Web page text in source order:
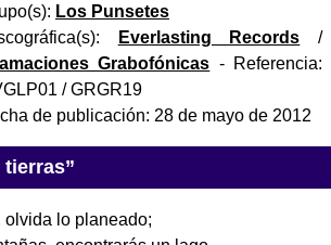
Los Punsetes
Everlasting Records /
Grabofónicas - Referencia:
/ GRGR19
de publicación: 28 de mayo de 2012
tierras”
olvida lo planeado;